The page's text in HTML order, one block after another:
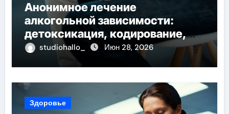
Анонимное лечение
алкогольной зависимости:
детоксикация, кодирование,
реабилитация, полный курс и
конфиденциальность
studiohallo_ Июн 28, 2026
Здоровье